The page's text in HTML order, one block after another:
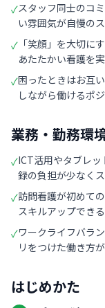
✓スタッフ同士のコ
い雰囲気が自慢の
✓ 「笑顔」を大切に
あたたかい看護を実
✓困ったときはお互
しながら働けるポ
業務・勤務環
✓ICT活用やタブレ
録の負担が少なく
✓訪問看護が初めて
スキルアップできる
✓ワークライフバラ
リをつけた働き方が
はじめかた